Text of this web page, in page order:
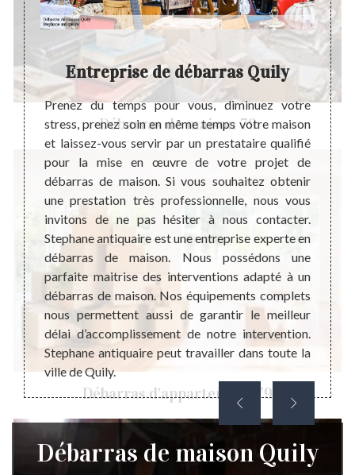
Débarras de maison 79
Débarras d'appartement 79
coût
et
de
des
Entreprise de débarras Quily
Prenez du temps pour vous, diminuez votre
stress, prenez soin en même temps votre maison
et laissez-vous servir par un prestataire qualifié
pour la mise en œuvre de votre projet de
débarras de maison. Si vous souhaitez obtenir
une prestation très professionnelle, nous vous
invitons de ne pas hésiter à nous contacter.
Stephane antiquaire est une entreprise experte en
débarras de maison. Nous possédons une
parfaite maitrise des interventions adapté à un
débarras de maison. Nos équipements complets
nous permettent aussi de garantir le meilleur
délai d’accomplissement de notre intervention.
Stephane antiquaire peut travailler dans toute la
ville de Quily.
de
une
peut
vous
Débarras de maison Quily